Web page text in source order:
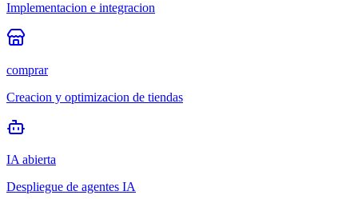
Implementacion e integracion
comprar
Creacion y optimizacion de tiendas
IA abierta
Despliegue de agentes IA